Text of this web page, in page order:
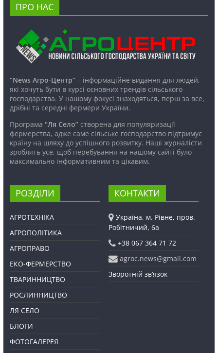
ПРО НАС
“News Агро-Центр”– інформаційне видання для людей,
які хочуть бути в курсі основних трендів сільського
господарства. У нашому фокусі знаходяться, перш за все,
дрібні та середні фермери України.
Програма “Ля Село”створена для популяризації
фермерства, адже саме сільське господарство підтримує
країну на шляху до успішного розвитку. Наші журналісти
зроблять усе, щоб перебування на нашому сайті було
максимально інформативним та цікавим.
РОЗДІЛИ
АГРОТЕХНІКА
АГРОПОЛІТИКА
АГРОПРАВО
ЕКО-ФЕРМЕРСТВО
ТВАРИННИЦТВО
РОСЛИННИЦТВО
ЛЯ СЕЛО
БЛОГИ
ФОТОГАЛЕРЕЯ
КОНТАКТИ
Україна, м. Рівне, пров.
Робітничий, 6а
+38 067 364 71 72
agroc.news@gmail.com
Зворотній зв’язок